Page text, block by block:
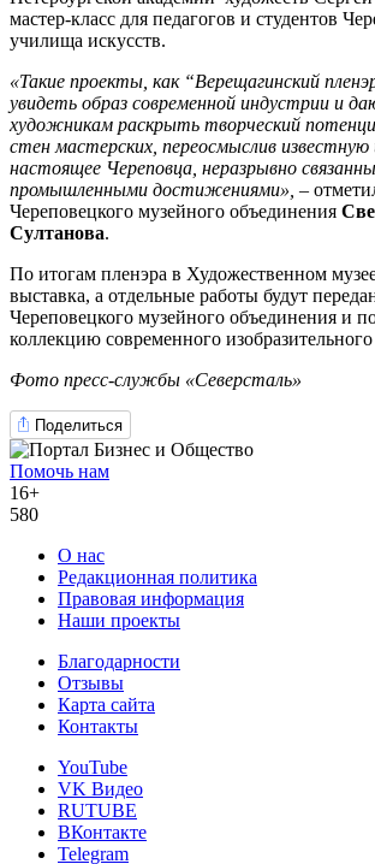
мастер-класс для педагогов и студентов
училища искусств.
«Такие проекты, как “Верещагинский
увидеть образ современной индустрии и
художникам раскрыть творческий
стен мастерских, переосмыслив
настоящее Череповца, неразрывно
промышленными достижениями», –
Череповецкого музейного объединения
Султанова.
По итогам пленэра в Художественном
выставка, а отдельные работы будут
Череповецкого музейного объединения и
коллекцию современного изобразительного
Фото пресс-службы «Северсталь»
Поделиться
Помочь нам
16+
580
О нас
Редакционная политика
Правовая информация
Наши проекты
Благодарности
Отзывы
Карта сайта
Контакты
YouTube
VK Видео
RUTUBE
ВКонтакте
Telegram